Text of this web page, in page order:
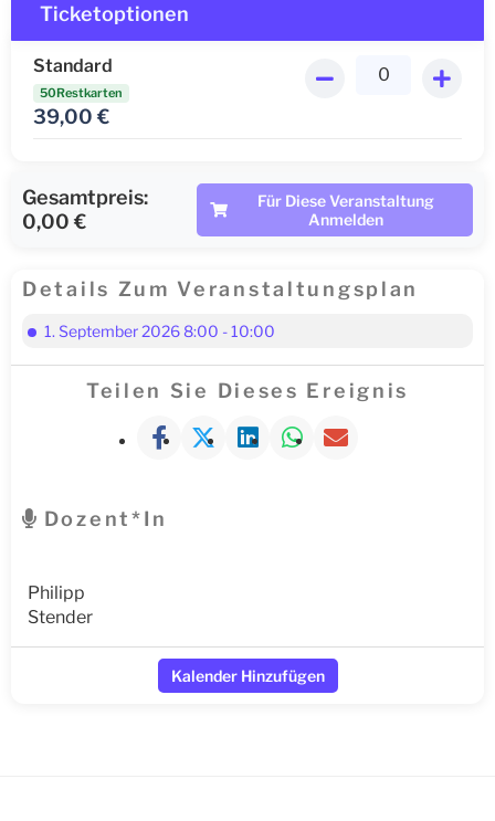
Ticketoptionen
Standard
50Restkarten
39,00 €
Gesamtpreis:
0,00 €
Für Diese Veranstaltung
Anmelden
Details Zum Veranstaltungsplan
1. September 2026 8:00 - 10:00
Teilen Sie Dieses Ereignis
Dozent*in
Philipp
Stender
Kalender Hinzufügen